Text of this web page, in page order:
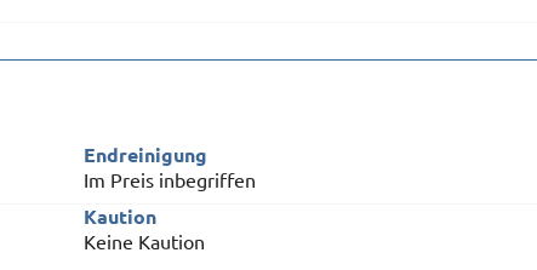
Endreinigung
Im Preis inbegriffen
Kaution
Keine Kaution